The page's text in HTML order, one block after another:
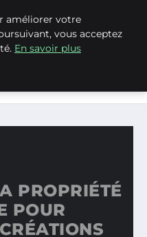
POUR
PROPRIÉTÉ
POUR
améliorer votre
vous acceptez
En savoir plus